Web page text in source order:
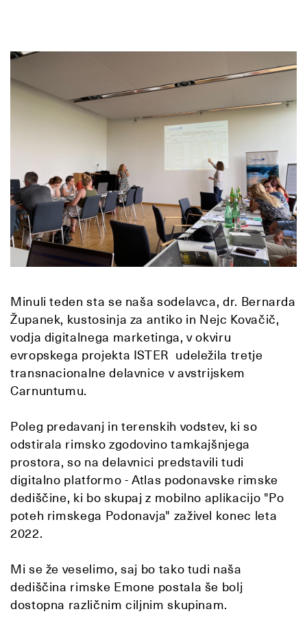
Minuli teden sta se naša sodelavca, dr. Bernarda
Županek, kustosinja za antiko in Nejc Kovačič,
vodja digitalnega marketinga, v okviru
evropskega projekta ISTER udeležila tretje
transnacionalne delavnice v avstrijskem
Carnuntumu.
Poleg predavanj in terenskih vodstev, ki so
odstirala rimsko zgodovino tamkajšnjega
prostora, so na delavnici predstavili tudi
digitalno platformo - Atlas podonavske rimske
dediščine, ki bo skupaj z mobilno aplikacijo "Po
poteh rimskega Podonavja" zaživel konec leta
2022.
Mi se že veselimo, saj bo tako tudi naša
dediščina rimske Emone postala še bolj
dostopna različnim ciljnim skupinam.